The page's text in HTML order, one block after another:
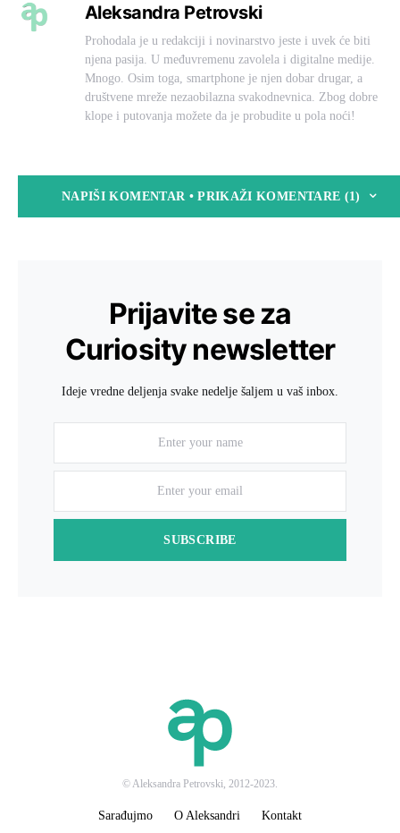
Aleksandra Petrovski
Prohodala je u redakciji i novinarstvo jeste i uvek će biti
njena pasija. U međuvremenu zavolela i digitalne medije.
Mnogo. Osim toga, smartphone je njen dobar drugar, a
društvene mreže nezaobilazna svakodnevnica. Zbog dobre
klope i putovanja možete da je probudite u pola noći!
NAPIŠI KOMENTAR • PRIKAŽI KOMENTARE (1)
Prijavite se za
Curiosity newsletter
Ideje vredne deljenja svake nedelje šaljem u vaš inbox.
SUBSCRIBE
© Aleksandra Petrovski, 2012-2023.
Sarađujmo O Aleksandri Kontakt